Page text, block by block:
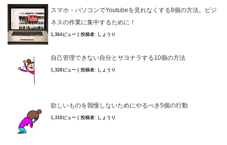
スマホ・パソコンでYoutubeを見れなくする8個の方法。ビジ
ネスの作業に集中するために！
1,364ビュー 投稿者: しょうり
自己管理できない自分とサヨナラする10個の方法
1,328ビュー 投稿者: しょうり
欲しいものを我慢しないためにやるべき5個の行動
1,310ビュー 投稿者: しょうり